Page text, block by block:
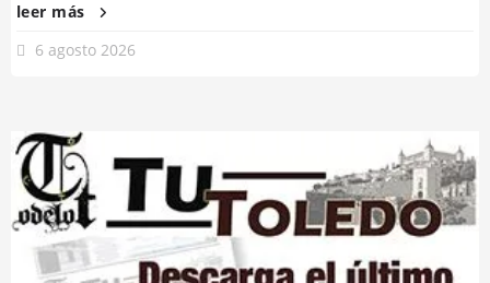
leer más
6 agosto 2026